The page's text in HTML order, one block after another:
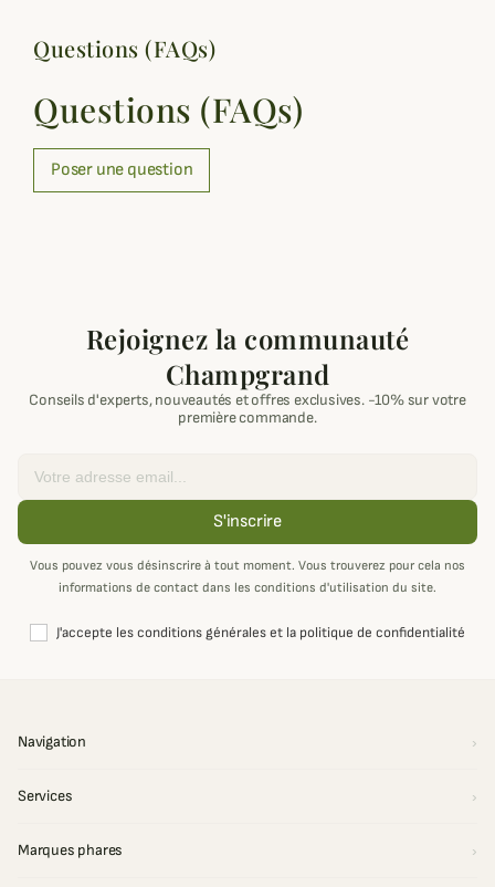
Questions (FAQs)
Questions (FAQs)
Poser une question
Rejoignez la communauté
Champgrand
Conseils d'experts, nouveautés et offres exclusives. -10% sur votre
première commande.
S'inscrire
Vous pouvez vous désinscrire à tout moment. Vous trouverez pour cela nos
informations de contact dans les conditions d'utilisation du site.
J'accepte les conditions générales et la politique de confidentialité
Navigation
Services
Marques phares